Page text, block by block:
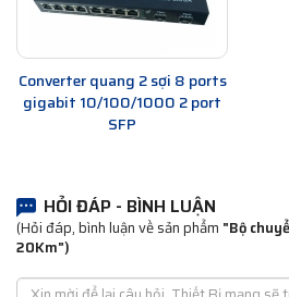
Converter quang 2 sợi 8 ports
gigabit 10/100/1000 2 port
SFP
HỎI ĐÁP - BÌNH LUẬN
(Hỏi đáp, bình luận về sản phẩm "Bộ
20Km")